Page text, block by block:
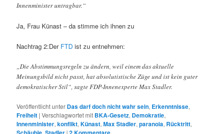
Innenminister untragbar.“
Ja, Frau Künast – da stimme ich ihnen zu
Nachtrag 2:Der FTD ist zu entnehmen:
„Die Abstimmungsregeln zu ändern, weil einem das aktuelle
Meinungsbild nicht passt, hat absolutistische Züge und ist kein guter
demokratischer Stil“, sagte FDP-Innenexperte Max Stadler.
Veröffentlicht unter Das darf doch nicht wahr sein, Erkenntnisse,
Freiheit |Verschlagwortet mit BKA-Gesetz, Demokratie,
Innenminister,konflikt,Künast,Max Stadler,paranoia, Rücktritt,